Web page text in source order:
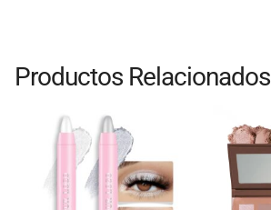
Productos Relacionados